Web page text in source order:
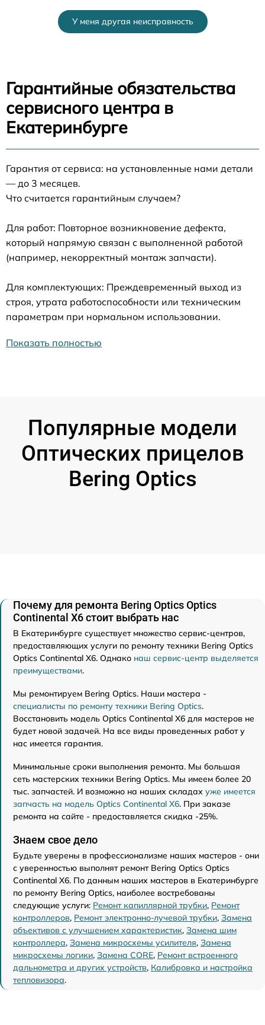
У меня другая неисправность
Гарантийные обязательства
сервисного центра в
Екатеринбурге
Гарантия от сервиса: на установленные нами детали
— до 3 месяцев.
Что считается гарантийным случаем?
Для работ: Повторное возникновение дефекта,
который напрямую связан с выполненной работой
(например, некорректный монтаж запчасти).
Для комплектующих: Преждевременный выход из
строя, утрата работоспособности или техническим
параметрам при нормальном использовании.
Показать полностью
Популярные модели
Оптических прицелов
Bering Optics
Почему для ремонта Bering Optics Optics
Continental X6 стоит выбрать нас
В Екатеринбурге существует множество сервис-центров,
предоставляющих услуги по ремонту техники Bering Optics
Optics Continental X6. Однако наш сервис-центр выделяется
преимуществами.
Мы ремонтируем Bering Optics. Наши мастера -
специалисты по ремонту техники Bering Optics.
Восстановить модель Optics Continental X6 для мастеров не
будет новой задачей. На все виды проведенных работ у
нас имеется гарантия.
Минимальные сроки выполнения ремонта. Мы большая
сеть мастерских техники Bering Optics. Мы имеем более 20
тыс. запчастей. И возможно на наших складах уже имеется
запчасть на модель Optics Continental X6. При заказе
ремонта на сайте - предоставляется скидка -25%.
Знаем свое дело
Будьте уверены в профессионализме наших мастеров - они
с уверенностью выполнят ремонт Bering Optics Optics
Continental X6. По данным наших мастеров в Екатеринбурге
по ремонту Bering Optics, наиболее востребованы
следующие услуги: Ремонт капиллярной трубки, Ремонт
контроллеров, Ремонт электронно-лучевой трубки, Замена
объективов с улучшением характеристик, Замена шим
контроллера, Замена микросхемы усилителя, Замена
микросхемы логики, Замена CORE, Ремонт встроенного
дальнометра и других устройств, Калибровка и настройка
тепловизора.